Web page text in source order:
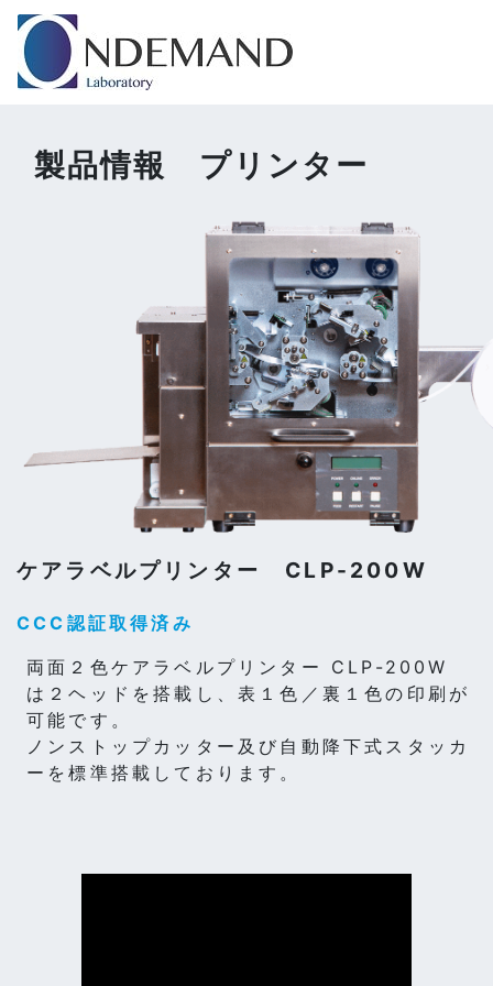
製品情報 プリンター
ケアラベルプリンター CLP-200W
CCC認証取得済み
両面２色ケアラベルプリンター CLP-200W
は２ヘッドを搭載し、表１色／裏１色の印刷が
可能です。
ノンストップカッター及び自動降下式スタッカ
ーを標準搭載しております。